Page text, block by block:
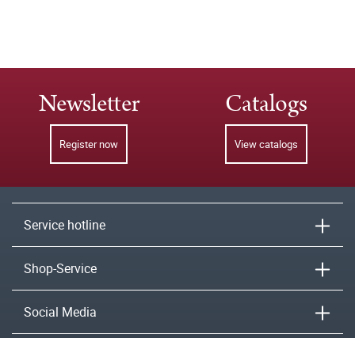
Newsletter
Register now
Catalogs
View catalogs
Service hotline
Shop-Service
Social Media